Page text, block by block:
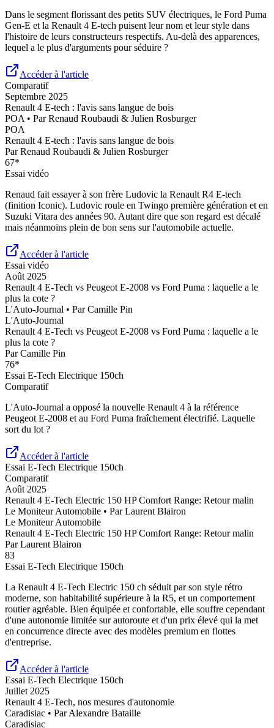
Dans le segment florissant des petits SUV électriques, le Ford Puma
Gen-E et la Renault 4 E-tech puisent leur nom et leur style dans
l'histoire de leurs constructeurs respectifs. Au-delà des apparences,
lequel a le plus d'arguments pour séduire ?
Accéder à l'article
Comparatif
Septembre 2025
Renault 4 E-tech : l'avis sans langue de bois
POA• ParRenaud Roubaudi & Julien Rosburger
POA
Renault 4 E-tech : l'avis sans langue de bois
ParRenaud Roubaudi & Julien Rosburger
67*
Essai vidéo
Renaud fait essayer à son frère Ludovic la Renault R4 E-tech
(finition Iconic). Ludovic roule en Twingo première génération et en
Suzuki Vitara des années 90. Autant dire que son regard est décalé
mais néanmoins plein de bon sens sur l'automobile actuelle.
Accéder à l'article
Essai vidéo
Août 2025
Renault 4 E-Tech vs Peugeot E-2008 vs Ford Puma : laquelle a le
plus la cote ?
L'Auto-Journal • ParCamille Pin
L'Auto-Journal
Renault 4 E-Tech vs Peugeot E-2008 vs Ford Puma : laquelle a le
plus la cote ?
ParCamille Pin
76*
Essai E-Tech Electrique 150ch
Comparatif
L'Auto-Journal a opposé la nouvelle Renault 4 à la référence
Peugeot E-2008 et au Ford Puma fraîchement électrifié. Laquelle
sort du lot ?
Accéder à l'article
Essai E-Tech Electrique 150ch
Comparatif
Août 2025
Renault 4 E-Tech Electric 150 HP Comfort Range: Retour malin
Le Moniteur Automobile • ParLaurent Blairon
Le Moniteur Automobile
Renault 4 E-Tech Electric 150 HP Comfort Range: Retour malin
ParLaurent Blairon
83
Essai E-Tech Electrique 150ch
La Renault 4 E-Tech Electric 150 ch séduit par son style rétro
moderne, son habitabilité supérieure à la R5, et un comportement
routier agréable. Bien équipée et confortable, elle souffre cependant
d'une autonomie limitée sur autoroute et d'un prix élevé qui la met
en concurrence directe avec des modèles premium en flottes
d'entreprise.
Accéder à l'article
Essai E-Tech Electrique 150ch
Juillet 2025
Renault 4 E-Tech, nos mesures d'autonomie
Caradisiac • ParAlexandre Bataille
Caradisiac